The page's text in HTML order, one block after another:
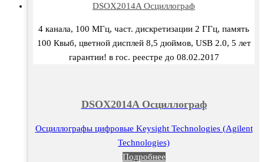
DSOX2014A Осциллограф
4 канала, 100 МГц, част. дискретизации 2 ГГц, память
100 Квыб, цветной дисплей 8,5 дюймов, USB 2.0, 5 лет
гарантии! в гос. реестре до 08.02.2017
DSOX2014A Осциллограф
Осциллографы цифровые Keysight Technologies (Agilent
Technologies)
Подробнее